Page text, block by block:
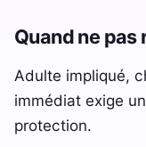
Quand ne pas
Adulte impliqué,
immédiat exige
protection.